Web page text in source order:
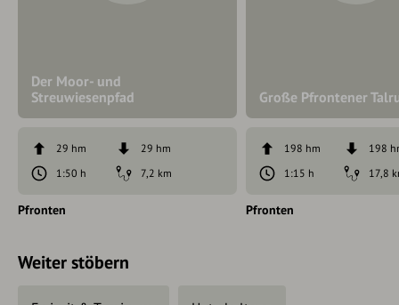
Der Moor- und
Streuwiesenpfad
29 hm
29 hm
1:50 h
7,2 km
Pfronten
Große Pfrontener
198 hm
198
1:15 h
17,8
Pfronten
Weiter stöbern